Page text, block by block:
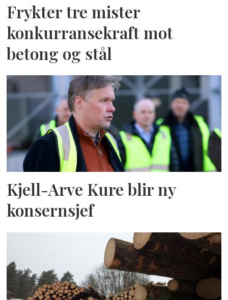
Frykter tre mister
konkurransekraft mot
betong og stål
Kjell-Arve Kure blir ny
konsernsjef